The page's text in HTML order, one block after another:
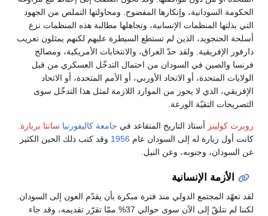
الحكومة السودانية، وإنكارها المفضوح. ومحاولتها التملص من الجهود
التي بذلتها المنظمات الإنسانية، وتجاهلها مطالبة هذه المنظمات نزع
أسلحة الجنجويد، الذين لم تستطع السيطرة عليهم لكنهم يمثلون تعريب
دارفور الإفريقية. ولقد حدّ العراق، والانتخابات الأمريكية، ومصالح
فرنسا والصين في السودان من احتمال التدخّل العسكري من قبل
الولايات المتحدة، أو الاتحاد الأوربي، أو الأمم المتحدة، أو الاتحاد
الإفريقي، الذي لا يحوز من الموارد اللازمة لمثل هذا التدخّل سوى
التصريحات التقيّة الورعة.
روبرت كولينز أستاذ التاريخ المتقاعد في جامعة كاليفورنيا سانتا بربارة
كانت أول زيارة له إلى السودان عام 1956 وقد كتب ذلك الحين الكثير
عن السودان، وجنوبه، وعن النيل.
الأزمة الإنسانية
لقد تعهّد المجتمع الدولي منذ فترة مبكرة بأن يقدّم العون إلى السودان.
لكننا لم نتلقّ إلى الآن سوى حوالي 37% ممّا تقرّر تقديمه، وقد جاء